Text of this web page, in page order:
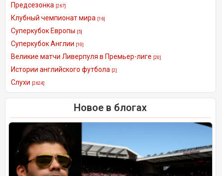
Предсезонка [267]
Клубный чемпионат мира [16]
Суперкубок Европы [5]
Суперкубок Англии [10]
Великие матчи Ливерпуля в Премьер-лиге [20]
Истории английского футбола [2]
Слухи [2624]
Новое в блогах